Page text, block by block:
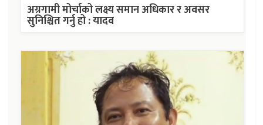
अग्रगामी मोर्चाको लक्ष्य समान अधिकार र अवसर
सुनिश्चित गर्नु हो : यादव